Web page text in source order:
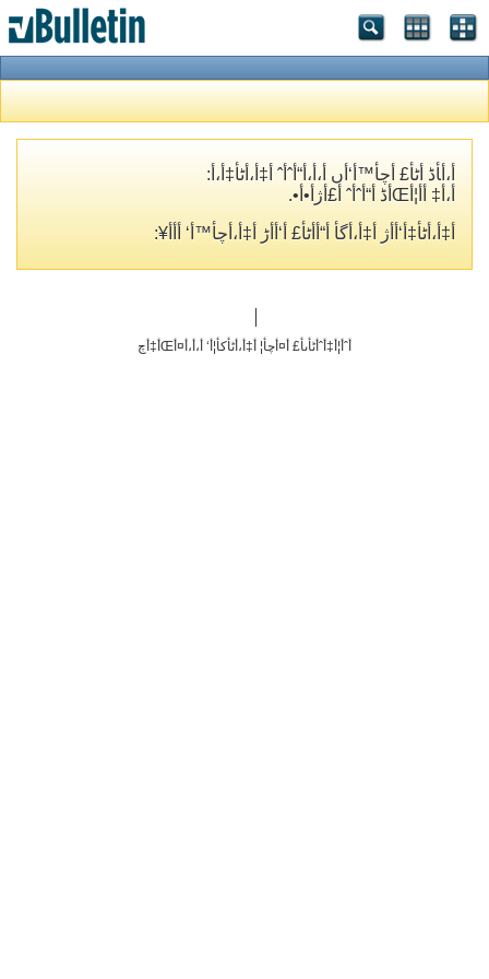
أ،أ‍أڈ أٹأ£ أچأ™أ‘أں أ،أ،أ“أˆأˆ أ‡أ،أٹأ‡أ،أ­:
أ،أ‡ أ­أ¦أŒأڈ أ“أˆأˆ أ£أژأ•أ•.
أ‡أ،أٹأ‡أ‘أ­أژ أ‡أ،أگأ­ أ“أ­أٹأ£ أ‘أ‌أڑ أ‡أ،أچأ™أ‘ أ‌أ­أ¥:
أˆأ¦أ‡أˆأٹأںأ£ أ¤أچأ¦ أ‡أ،أٹأکأ¦أ‘ أ،أ،أ¤أŒأ‡أچ